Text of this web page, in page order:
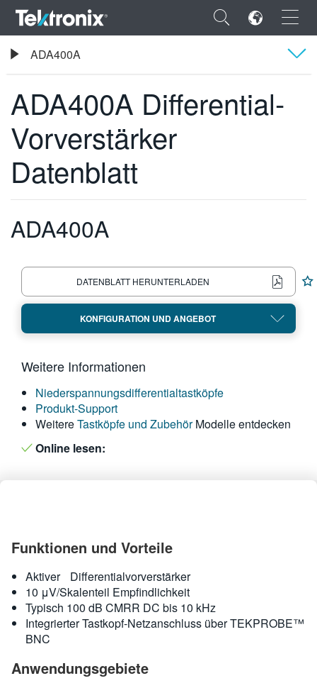
×
ENGLISH
FRANÇAIS
VIỆT NAM
日本語
한국어
繁體中文
Tektronix
Tastköpfe und Zubehör
ADA400A Differential-
Vorverstärker
Datenblatt
ADA400A
DATENBLATT HERUNTERLADEN
KONFIGURATION UND ANGEBOT
Weitere Informationen
Niederspannungsdifferentialtastköpfe
Produkt-Support
WeitereTastköpfe und ZubehörModelle entdecken
Online lesen:
ADA400A
Übersicht
Technische Daten
Funktionen und Vorteile
Aktiver Differentialvorverstärker
10 μV/Skalenteil Empfindlichkeit
Typisch 100 dB CMRR DC bis 10 kHz
Integrierter Tastkopf-Netzanschluss über TEKPROBE™
BNC
Anwendungsgebiete